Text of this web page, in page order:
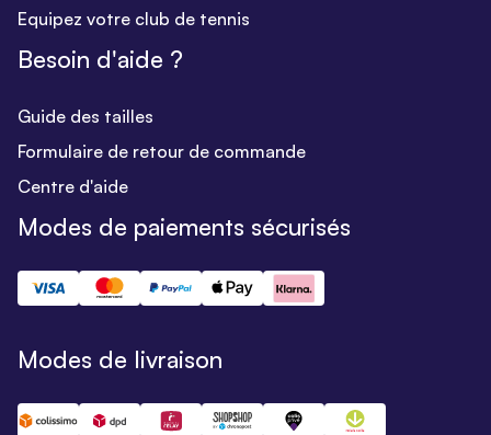
Equipez votre club de tennis
Besoin d'aide ?
Guide des tailles
Formulaire de retour de commande
Centre d'aide
Modes de paiements sécurisés
Modes de livraison